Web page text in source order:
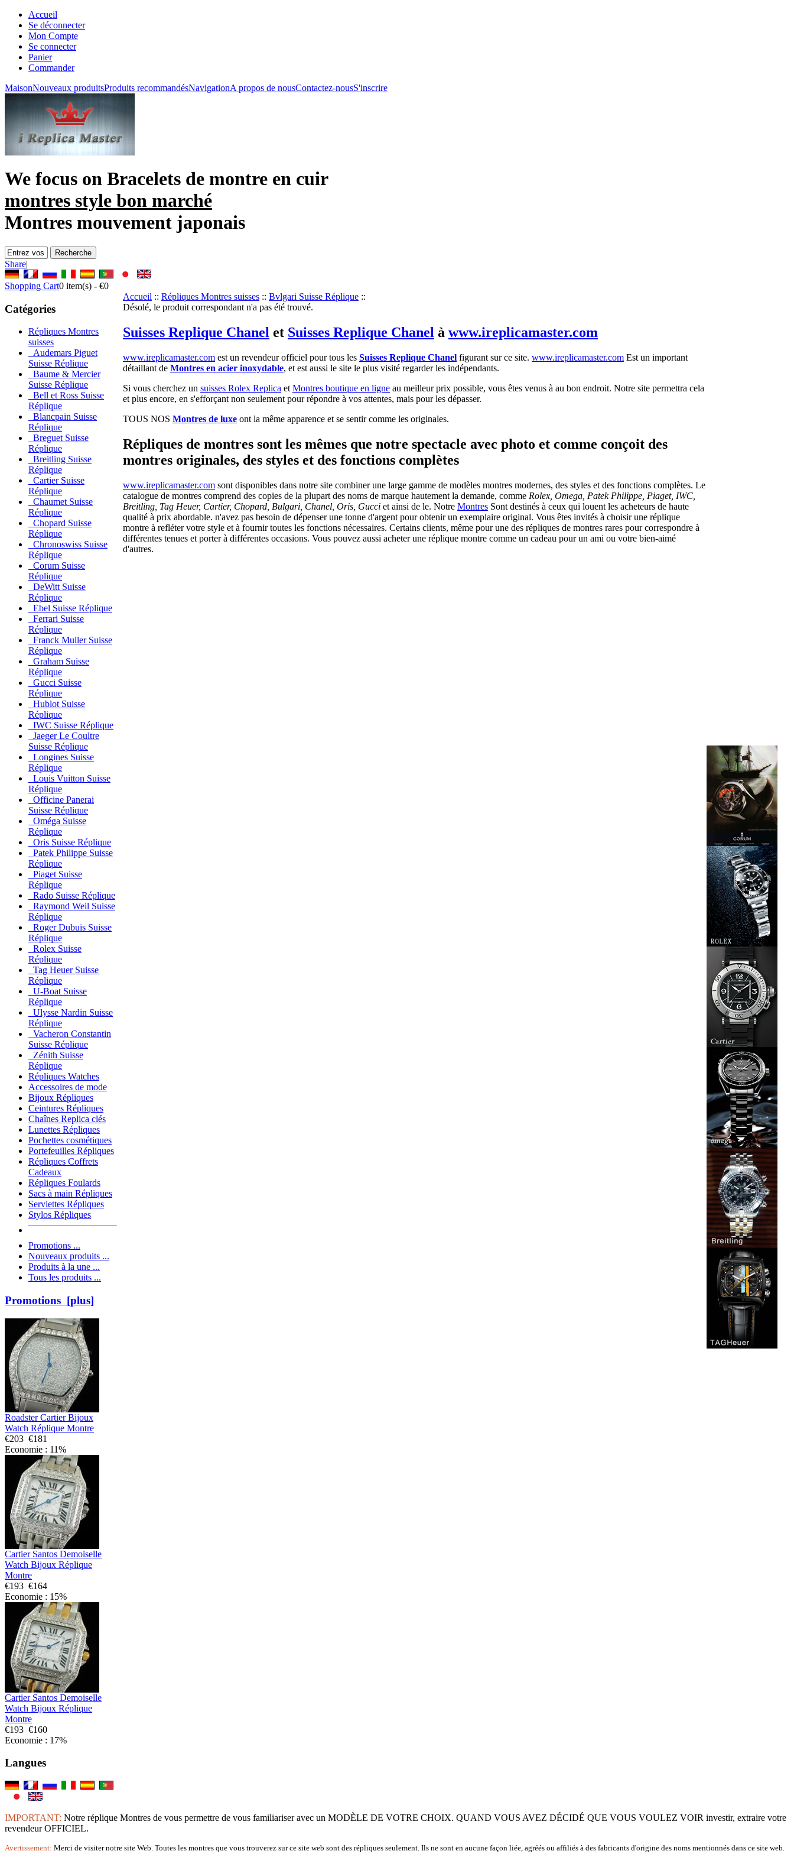
Accueil
Se déconnecter
Mon Compte
Se connecter
Panier
Commander
MaisonNouveaux produitsProduits recommandésNavigationA propos de nousContactez-nousS'inscrire
We focus on Bracelets de montre en cuir
montres style bon marché
Montres mouvement japonais
Share|
Shopping Cart0 item(s) - €0
Catégories
Répliques Montres
suisses
Audemars Piguet
Suisse Réplique
Baume & Mercier
Suisse Réplique
Bell et Ross Suisse
Réplique
Blancpain Suisse
Réplique
Breguet Suisse
Réplique
Breitling Suisse
Réplique
Cartier Suisse
Réplique
Chaumet Suisse
Réplique
Chopard Suisse
Réplique
Chronoswiss Suisse
Réplique
Corum Suisse
Réplique
DeWitt Suisse
Réplique
Ebel Suisse Réplique
Ferrari Suisse
Réplique
Franck Muller Suisse
Réplique
Graham Suisse
Réplique
Gucci Suisse
Réplique
Hublot Suisse
Réplique
IWC Suisse Réplique
Jaeger Le Coultre
Suisse Réplique
Longines Suisse
Réplique
Louis Vuitton Suisse
Réplique
Officine Panerai
Suisse Réplique
Oméga Suisse
Réplique
Oris Suisse Réplique
Patek Philippe Suisse
Réplique
Piaget Suisse
Réplique
Rado Suisse Réplique
Raymond Weil Suisse
Réplique
Roger Dubuis Suisse
Réplique
Rolex Suisse
Réplique
Tag Heuer Suisse
Réplique
U-Boat Suisse
Réplique
Ulysse Nardin Suisse
Réplique
Vacheron Constantin
Suisse Réplique
Zénith Suisse
Réplique
Répliques Watches
Accessoires de mode
Bijoux Répliques
Ceintures Répliques
Chaînes Replica clés
Lunettes Répliques
Pochettes cosmétiques
Portefeuilles Répliques
Répliques Coffrets
Cadeaux
Répliques Foulards
Sacs à main Répliques
Serviettes Répliques
Stylos Répliques
Promotions ...
Nouveaux produits ...
Produits à la une ...
Tous les produits ...
Promotions [plus]
Roadster Cartier Bijoux
Watch Réplique Montre
€203 €181
Economie : 11%
Cartier Santos Demoiselle
Watch Bijoux Réplique
Montre
€193 €164
Economie : 15%
Cartier Santos Demoiselle
Watch Bijoux Réplique
Montre
€193 €160
Economie : 17%
Langues
Accueil :: Répliques Montres suisses :: Bvlgari Suisse Réplique ::
Désolé, le produit correspondant n'a pas été trouvé.
Suisses Replique Chanel et Suisses Replique Chanel à www.ireplicamaster.com
www.ireplicamaster.com est un revendeur officiel pour tous les Suisses Replique Chanel figurant sur ce site. www.ireplicamaster.com Est un important
détaillant de Montres en acier inoxydable, et est aussi le site le plus visité regarder les indépendants.
Si vous cherchez un suisses Rolex Replica et Montres boutique en ligne au meilleur prix possible, vous êtes venus à au bon endroit. Notre site permettra cela
et plus encore, en s'efforçant non seulement pour répondre à vos attentes, mais pour les dépasser.
TOUS NOS Montres de luxe ont la même apparence et se sentir comme les originales.
Répliques de montres sont les mêmes que notre spectacle avec photo et comme conçoit des
montres originales, des styles et des fonctions complètes
www.ireplicamaster.com sont disponibles dans notre site combiner une large gamme de modèles montres modernes, des styles et des fonctions complètes. Le
catalogue de montres comprend des copies de la plupart des noms de marque hautement la demande, comme Rolex, Omega, Patek Philippe, Piaget, IWC,
Breitling, Tag Heuer, Cartier, Chopard, Bulgari, Chanel, Oris, Gucci et ainsi de le. Notre Montres Sont destinés à ceux qui louent les acheteurs de haute
qualité à prix abordable. n'avez pas besoin de dépenser une tonne d'argent pour obtenir un exemplaire original. Vous êtes invités à choisir une réplique
montre à refléter votre style et à fournir toutes les fonctions nécessaires. Certains clients, même pour une des répliques de montres rares pour correspondre à
différentes tenues et porter à différentes occasions. Vous pouvez aussi acheter une réplique montre comme un cadeau pour un ami ou votre bien-aimé
d'autres.
IMPORTANT: Notre réplique Montres de vous permettre de vous familiariser avec un MODÈLE DE VOTRE CHOIX. QUAND VOUS AVEZ DÉCIDÉ QUE VOUS VOULEZ VOIR investir, extraire votre
revendeur OFFICIEL.
Avertissement: Merci de visiter notre site Web. Toutes les montres que vous trouverez sur ce site web sont des répliques seulement. Ils ne sont en aucune façon liée, agréés ou affiliés à des fabricants d'origine des noms mentionnés dans ce site web.